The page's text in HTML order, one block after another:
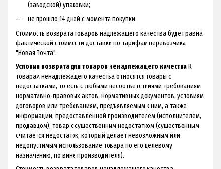
(заводской) упаковки;
не прошло 14 дней с момента покупки.
Стоимость возврата товаров надлежащего качества будет равна
фактической стоимости доставки по тарифам перевозчика
"Новая Почта".
Условия возврата для товаров ненадлежащего качестваК
товарам ненадлежащего качества относятся товары с
недостатками, то есть с любыми несоответствиями требованиям
нормативно-правовых актов, нормативных документов, условиям
договоров или требованиям, предъявляемым к ним, а также
информации, предоставленной производителем (исполнителем,
продавцом), товар с существенным недостатком (существенным
считается недостаток, который делает невозможным или
недопустимым использование товара по его целевому
назначению, по вине производителя).